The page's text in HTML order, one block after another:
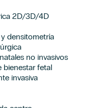
2D/3D/4D
densitometría
no invasivos
bienestar fetal
invasiva